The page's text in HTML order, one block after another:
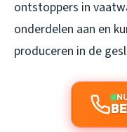
ontstoppers in
onderdelen aan en
produceren in de